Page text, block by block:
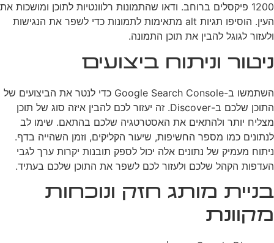
1200 פיקסלים ברוחב. ודאו שהתמונות רלוונטיות לתוכן ומושכות את
העין. הוסיפו תגיות alt מתאימות לתמונות כדי לשפר את הנגישות
ולעזור לגוגל להבין את תוכן התמונה.
ניטור וניתוח ביצועים
השתמשו ב-Google Search Console כדי לנטר את הביצועים של
התוכן שלכם ב-Discover. זה יעזור לכם להבין איזה סוג של תוכן
מצליח יותר ולהתאים את האסטרטגיה שלכם בהתאם. שימו לב
לנתונים כמו מספר החשיפות, שיעור הקליקים, וזמן השהייה בדף.
ניתוח מעמיק של נתונים אלה יכול לספק תובנות יקרות ערך לגבי
העדפות הקהל שלכם ולעזור לכם לשפר את התוכן שלכם בעתיד.
בניית מותג חזק ונוכחות
מקוונת